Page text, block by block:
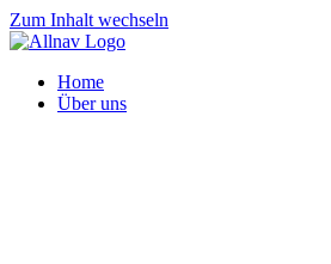
Zum Inhalt wechseln
Home
Über uns